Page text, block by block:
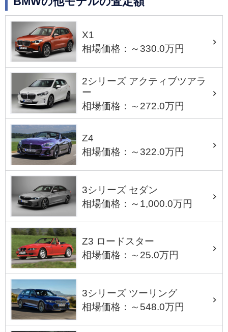
X1
相場価格：～330.0万円
2シリーズ アクティブツアラ
ー
相場価格：～272.0万円
Z4
相場価格：～322.0万円
3シリーズ セダン
相場価格：～1,000.0万円
Z3 ロードスター
相場価格：～25.0万円
3シリーズ ツーリング
相場価格：～548.0万円